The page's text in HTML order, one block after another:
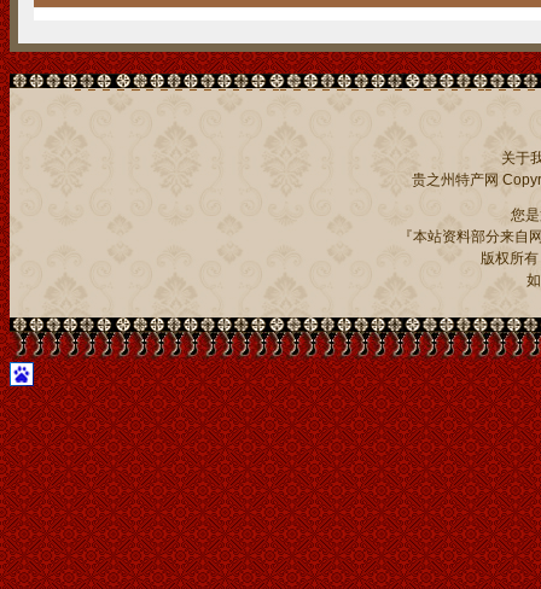
关于
贵之州特产网
您
『本站资料部分来自
版权所